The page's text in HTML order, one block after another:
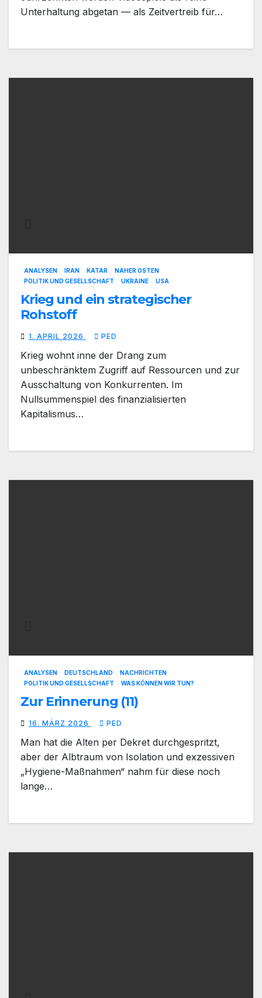
Unterhaltung abgetan — als Zeitvertreib für…
ANALYSEN IRAN KATAR
NAHER OSTEN
POLITIK UND GESELLSCHAFT
UKRAINE USA
Krieg und ein strategischer
Rohstoff
1. APRIL 2026 PED
Krieg wohnt inne der Drang zum
unbeschränktem Zugriff auf Ressourcen und zur
Ausschaltung von Konkurrenten. Im
Nullsummenspiel des finanzialisierten
Kapitalismus…
ANALYSEN DEUTSCHLAND
NACHRICHTEN
POLITIK UND GESELLSCHAFT
WAS KÖNNEN WIR TUN?
Zur Erinnerung (11)
16. MÄRZ 2026 PED
Man hat die Alten per Dekret durchgespritzt,
aber der Albtraum von Isolation und exzessiven
„Hygiene-Maßnahmen“ nahm für diese noch
lange…